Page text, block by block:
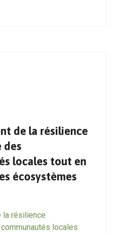
de la résilience
des
locales tout en
écosystèmes
la résilience
locales